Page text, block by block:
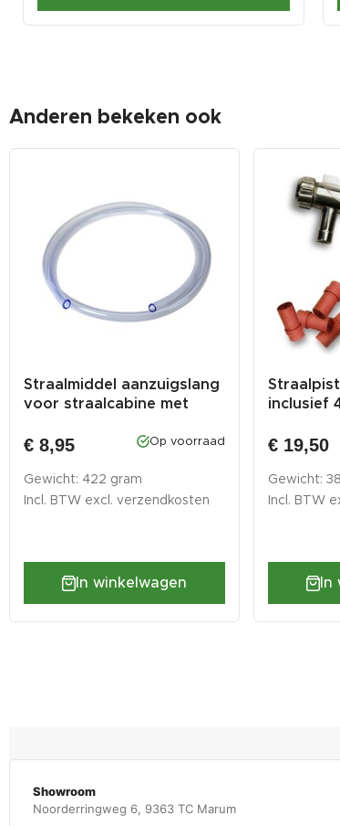
Anderen bekeken ook
Straalmiddel aanzuigslang
voor straalcabine met
€ 8,95 Op voorraad
Gewicht: 422 gram
Incl. BTW excl. verzendkosten
In winkelwagen
inclusief
€ 19,50
Gewicht:
Incl. BTW
In
Showroom
Noorderringweg 6, 9363 TC Marum